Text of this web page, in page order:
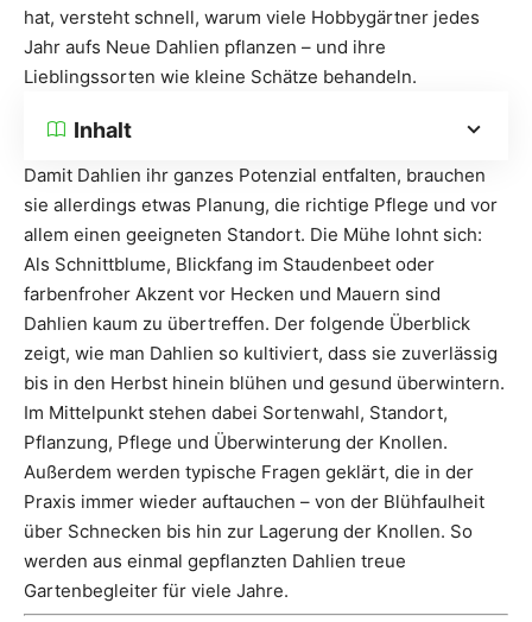
hat, versteht schnell, warum viele Hobbygärtner jedes
Jahr aufs Neue Dahlien pflanzen – und ihre
Lieblingssorten wie kleine Schätze behandeln.
Inhalt
Damit Dahlien ihr ganzes Potenzial entfalten, brauchen
sie allerdings etwas Planung, die richtige Pflege und vor
allem einen geeigneten Standort. Die Mühe lohnt sich:
Als Schnittblume, Blickfang im Staudenbeet oder
farbenfroher Akzent vor Hecken und Mauern sind
Dahlien kaum zu übertreffen. Der folgende Überblick
zeigt, wie man Dahlien so kultiviert, dass sie zuverlässig
bis in den Herbst hinein blühen und gesund überwintern.
Im Mittelpunkt stehen dabei Sortenwahl, Standort,
Pflanzung, Pflege und Überwinterung der Knollen.
Außerdem werden typische Fragen geklärt, die in der
Praxis immer wieder auftauchen – von der Blühfaulheit
über Schnecken bis hin zur Lagerung der Knollen. So
werden aus einmal gepflanzten Dahlien treue
Gartenbegleiter für viele Jahre.